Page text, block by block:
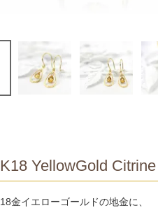
K18 YellowGold
18金イエローゴールドの地金に、